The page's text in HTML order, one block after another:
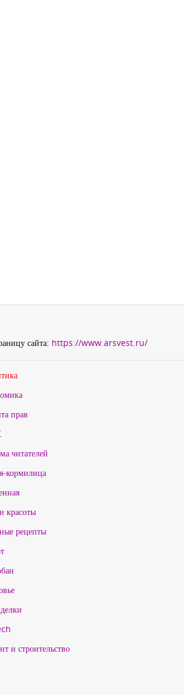
сайта: https://www.arsvest.ru/
прав
читателей
кормилица
красоты
рецепты
и строительство